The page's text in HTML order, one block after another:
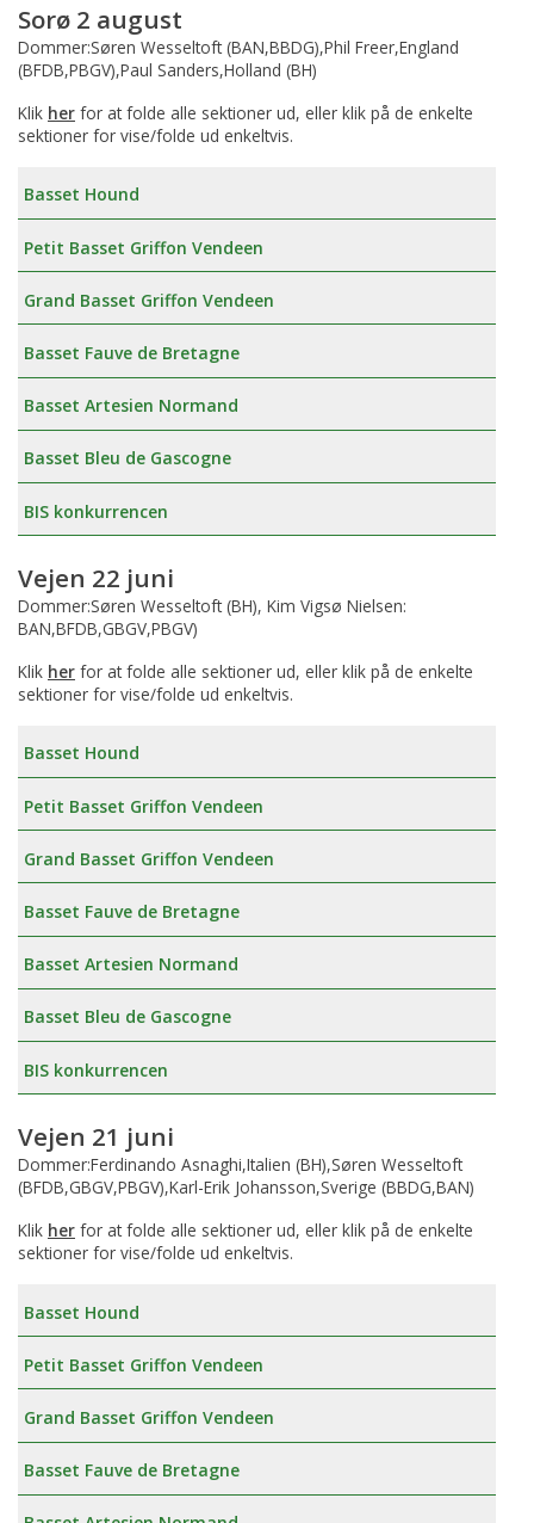
Sorø 2 august
Dommer:Søren Wesseltoft (BAN,BBDG),Phil Freer,England
(BFDB,PBGV),Paul Sanders,Holland (BH)
Klik her for at folde alle sektioner ud, eller klik på de enkelte
sektioner for vise/folde ud enkeltvis.
Basset Hound
Petit Basset Griffon Vendeen
Grand Basset Griffon Vendeen
Basset Fauve de Bretagne
Basset Artesien Normand
Basset Bleu de Gascogne
BIS konkurrencen
Vejen 22 juni
Dommer:Søren Wesseltoft (BH), Kim Vigsø Nielsen:
BAN,BFDB,GBGV,PBGV)
Klik her for at folde alle sektioner ud, eller klik på de enkelte
sektioner for vise/folde ud enkeltvis.
Basset Hound
Petit Basset Griffon Vendeen
Grand Basset Griffon Vendeen
Basset Fauve de Bretagne
Basset Artesien Normand
Basset Bleu de Gascogne
BIS konkurrencen
Vejen 21 juni
Dommer:Ferdinando Asnaghi,Italien (BH),Søren Wesseltoft
(BFDB,GBGV,PBGV),Karl-Erik Johansson,Sverige (BBDG,BAN)
Klik her for at folde alle sektioner ud, eller klik på de enkelte
sektioner for vise/folde ud enkeltvis.
Basset Hound
Petit Basset Griffon Vendeen
Grand Basset Griffon Vendeen
Basset Fauve de Bretagne